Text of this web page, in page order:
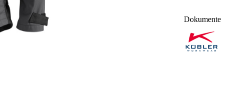
Material
Farbe
Kübler
Design:
Dokumente